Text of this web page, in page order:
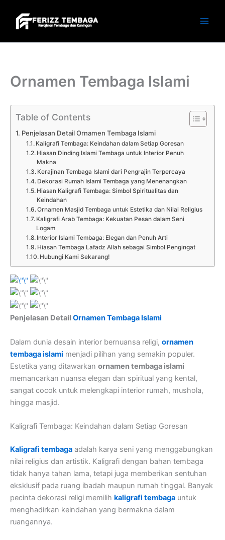
content
Ornamen Tembaga Islami
Table of Contents
Penjelasan Detail Ornamen Tembaga Islami
Kaligrafi Tembaga: Keindahan dalam Setiap Goresan
Hiasan Dinding Islami Tembaga untuk Interior Penuh
Makna
Kerajinan Tembaga Islami dari Pengrajin Terpercaya
Dekorasi Rumah Islami Tembaga yang Menenangkan
Hiasan Kaligrafi Tembaga: Simbol Spiritualitas dan
Keindahan
Ornamen Masjid Tembaga untuk Estetika dan Nilai Religius
Kaligrafi Arab Tembaga: Kekuatan Pesan dalam Seni
Logam
Interior Islami Tembaga: Elegan dan Penuh Arti
Hiasan Tembaga Lafadz Allah sebagai Simbol Pengingat
Hubungi Kami Sekarang!
Penjelasan Detail Ornamen Tembaga Islami
Dalam dunia desain interior bernuansa religi, ornamen
tembaga islami menjadi pilihan yang semakin populer.
Estetika yang ditawarkan ornamen tembaga islami
memancarkan nuansa elegan dan spiritual yang kental,
sangat cocok untuk melengkapi interior rumah, mushola,
hingga masjid.
Kaligrafi Tembaga: Keindahan dalam Setiap Goresan
Kaligrafi tembaga adalah karya seni yang menggabungkan
nilai religius dan artistik. Kaligrafi dengan bahan tembaga
tidak hanya tahan lama, tetapi juga memberikan sentuhan
eksklusif pada ruang ibadah maupun rumah tinggal. Banyak
pecinta dekorasi religi memilih kaligrafi tembaga untuk
menghadirkan keindahan yang bermakna dalam
ruangannya.